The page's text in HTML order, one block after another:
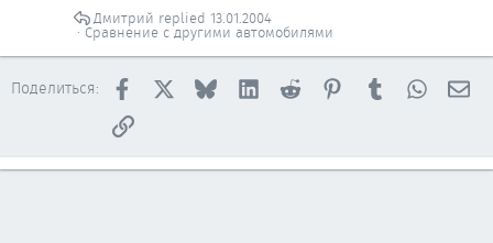
Сравнение с другими автомобилями
13.01.2004
Дмитрий
Поделиться: Facebook BlueskyLinkedInReddit PinterestTumblr
Ссылка